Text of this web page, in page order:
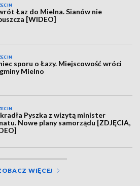
Łaz do Mielna. Sianów nie
[WIDEO]
sporu o Łazy. Miejscowość wróci
Mielno
Pyszka z wizytą minister
Nowe plany samorządu [ZDJĘCIA,
WIĘCEJ